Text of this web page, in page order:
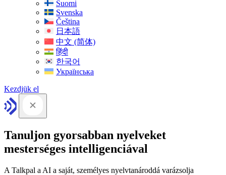
Suomi
Svenska
Čeština
日本語
中文 (简体)
हिंदी
한국어
Українська
Kezdjük el
Tanuljon gyorsabban nyelveket
mesterséges intelligenciával
A Talkpal a AI a saját, személyes nyelvtanároddá varázsolja